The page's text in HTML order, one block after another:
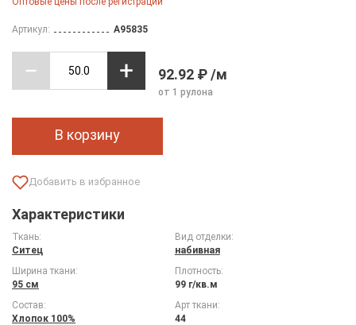
Артикул: A95835
92.92 ₽ /м
от 1 рулона
В корзину
Характеристики
Ткань:
Ситец
Вид отделки:
набивная
Ширина ткани:
95 см
Плотность:
99 г/кв.м
Состав:
Хлопок 100%
Арт ткани:
44